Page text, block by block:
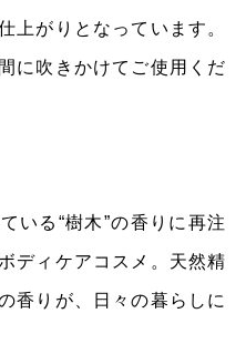
上がりとなっています。
に吹きかけてご使用くだ
いる“樹木”の香りに再注
ディケアコスメ。天然精
香りが、日々の暮らしに